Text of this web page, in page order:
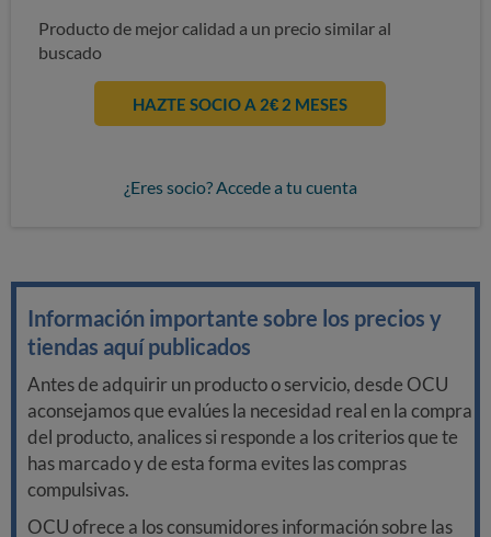
Producto de mejor calidad a un precio similar al
buscado
HAZTE SOCIO A 2€ 2 MESES
¿Eres socio? Accede a tu cuenta
Información importante sobre los precios y
tiendas aquí publicados
Antes de adquirir un producto o servicio, desde OCU
aconsejamos que evalúes la necesidad real en la compra
del producto, analices si responde a los criterios que te
has marcado y de esta forma evites las compras
compulsivas.
OCU ofrece a los consumidores información sobre las